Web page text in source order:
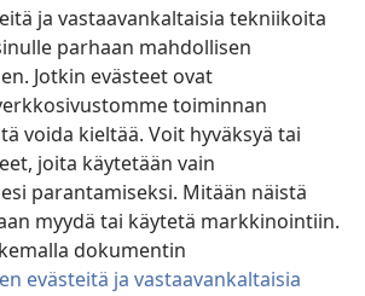
ja vastaavankaltaisia tekniikoita
parhaan mahdollisen
Jotkin evästeet ovat
toiminnan
voida kieltää. Voit hyväksyä tai
joita käytetään vain
parantamiseksi. Mitään näistä
myydä tai käytetä markkinointiin.
dokumentin
evästeitä ja vastaavankaltaisia